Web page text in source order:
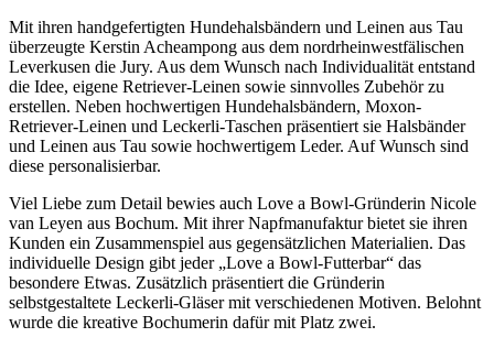
Mit ihren handgefertigten Hundehalsbändern und Leinen aus Tau
überzeugte Kerstin Acheampong aus dem nordrheinwestfälischen
Leverkusen die Jury. Aus dem Wunsch nach Individualität entstand
die Idee, eigene Retriever-Leinen sowie sinnvolles Zubehör zu
erstellen. Neben hochwertigen Hundehalsbändern, Moxon-
Retriever-Leinen und Leckerli-Taschen präsentiert sie Halsbänder
und Leinen aus Tau sowie hochwertigem Leder. Auf Wunsch sind
diese personalisierbar.
Viel Liebe zum Detail bewies auch Love a Bowl-Gründerin Nicole
van Leyen aus Bochum. Mit ihrer Napfmanufaktur bietet sie ihren
Kunden ein Zusammenspiel aus gegensätzlichen Materialien. Das
individuelle Design gibt jeder „Love a Bowl-Futterbar“ das
besondere Etwas. Zusätzlich präsentiert die Gründerin
selbstgestaltete Leckerli-Gläser mit verschiedenen Motiven. Belohnt
wurde die kreative Bochumerin dafür mit Platz zwei.